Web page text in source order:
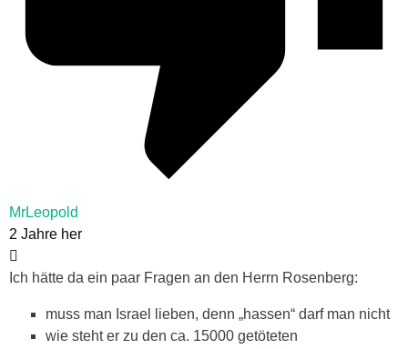
MrLeopold
2 Jahre her
Ich hätte da ein paar Fragen an den Herrn Rosenberg:
muss man Israel lieben, denn „hassen“ darf man nicht
wie steht er zu den ca. 15000 getöteten